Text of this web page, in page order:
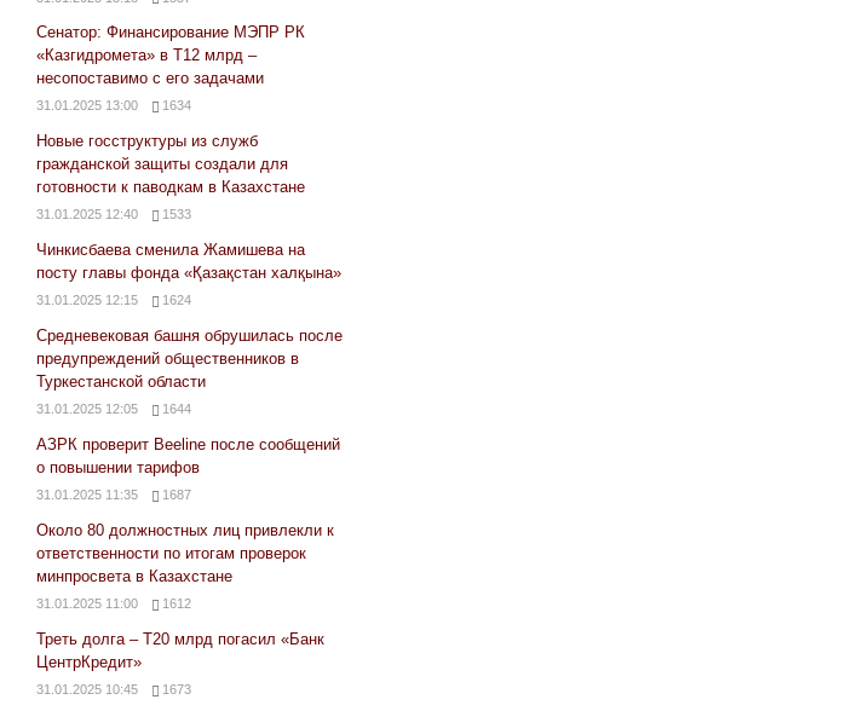
Сенатор: Финансирование МЭПР РК
«Казгидромета» в Т12 млрд –
несопоставимо с его задачами
31.01.2025 13:00 1634
Новые госструктуры из служб
гражданской защиты создали для
готовности к паводкам в Казахстане
31.01.2025 12:40 1533
Чинкисбаева сменила Жамишева на
посту главы фонда «Қазақстан халқына»
31.01.2025 12:15 1624
Средневековая башня обрушилась после
предупреждений общественников в
Туркестанской области
31.01.2025 12:05 1644
АЗРК проверит Beeline после сообщений
о повышении тарифов
31.01.2025 11:35 1687
Около 80 должностных лиц привлекли к
ответственности по итогам проверок
минпросвета в Казахстане
31.01.2025 11:00 1612
Треть долга – Т20 млрд погасил «Банк
ЦентрКредит»
31.01.2025 10:45 1673